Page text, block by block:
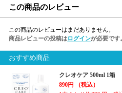
この商品のレビュー
この商品のレビューはまだありません。
商品レビューの投稿はログインが必要です。
おすすめ商品
クレオケア 500ml 1箱
890円
（税込）